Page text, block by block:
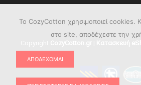
Το CozyCotton χρησιμοποιεί cookies.
στο site, αποδέχεστε την
ΑΠΟΔΈΧΟΜΑΙ